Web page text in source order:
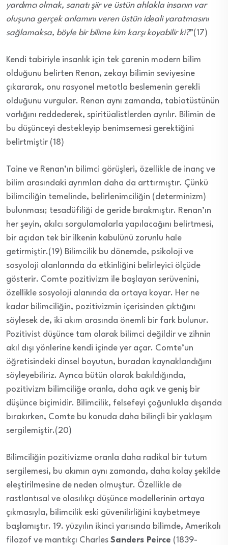
yardımcı olmak, sanatı şiir ve üstün ahlakla insanın var
oluşuna gerçek anlamını veren üstün ideali yaratmasını
sağlamaksa, böyle bir bilime kim karşı koyabilir ki?”(17)
Kendi tabiriyle insanlık için tek çarenin modern bilim
olduğunu belirten Renan, zekayı bilimin seviyesine
çıkararak, onu rasyonel metotla beslemenin gerekli
olduğunu vurgular. Renan aynı zamanda, tabiatüstünün
varlığını reddederek, spiritüalistlerden ayrılır. Bilimin de
bu düşünceyi destekleyip benimsemesi gerektiğini
belirtmiştir (18)
Taine ve Renan’ın bilimci görüşleri, özellikle de inanç ve
bilim arasındaki ayrımları daha da arttırmıştır. Çünkü
bilimciliğin temelinde, belirlenimciliğin (determinizm)
bulunması; tesadüfiliği de geride bırakmıştır. Renan’ın
her şeyin, akılcı sorgulamalarla yapılacağını belirtmesi,
bir açıdan tek bir ilkenin kabulünü zorunlu hale
getirmiştir.(19) Bilimcilik bu dönemde, psikoloji ve
sosyoloji alanlarında da etkinliğini belirleyici ölçüde
gösterir. Comte pozitivizm ile başlayan serüvenini,
özellikle sosyoloji alanında da ortaya koyar. Her ne
kadar bilimciliğin, pozitivizmin içerisinden çıktığını
söylesek de, iki akım arasında önemli bir fark bulunur.
Pozitivist düşünce tam olarak bilimci değildir ve zihnin
akıl dışı yönlerine kendi içinde yer açar. Comte’un
öğretisindeki dinsel boyutun, buradan kaynaklandığını
söyleyebiliriz. Ayrıca bütün olarak bakıldığında,
pozitivizm bilimciliğe oranla, daha açık ve geniş bir
düşünce biçimidir. Bilimcilik, felsefeyi çoğunlukla dışarıda
bırakırken, Comte bu konuda daha bilinçli bir yaklaşım
sergilemiştir.(20)
Bilimciliğin pozitivizme oranla daha radikal bir tutum
sergilemesi, bu akımın aynı zamanda, daha kolay şekilde
eleştirilmesine de neden olmuştur. Özellikle de
rastlantısal ve olasılıkçı düşünce modellerinin ortaya
çıkmasıyla, bilimcilik eski güvenilirliğini kaybetmeye
başlamıştır. 19. yüzyılın ikinci yarısında bilimde, Amerikalı
filozof ve mantıkçı Charles Sanders Peirce (1839-